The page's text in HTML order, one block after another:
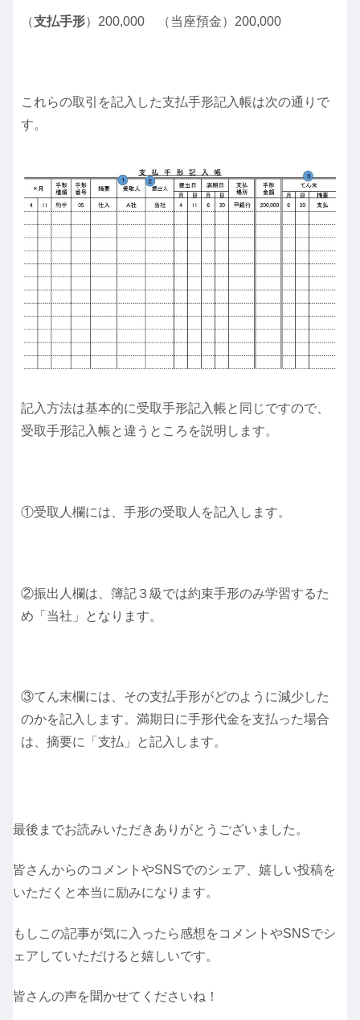
（支払手形）200,000 （当座預金）200,000
これらの取引を記入した支払手形記入帳は次の通りで
す。
記入方法は基本的に受取手形記入帳と同じですので、
受取手形記入帳と違うところを説明します。
①受取人欄には、手形の受取人を記入します。
②振出人欄は、簿記３級では約束手形のみ学習するた
め「当社」となります。
③てん末欄には、その支払手形がどのように減少した
のかを記入します。満期日に手形代金を支払った場合
は、摘要に「支払」と記入します。
最後までお読みいただきありがとうございました。
皆さんからのコメントやSNSでのシェア、嬉しい投稿を
いただくと本当に励みになります。
もしこの記事が気に入ったら感想をコメントやSNSでシ
ェアしていただけると嬉しいです。
皆さんの声を聞かせてくださいね！